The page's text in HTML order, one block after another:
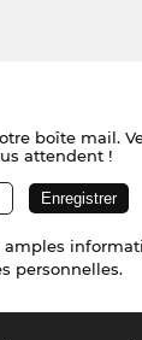
boîte mail.
attendent !
amples
personnelles.